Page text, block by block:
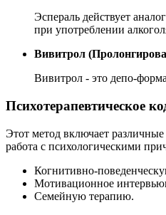
Эспераль действует
при употреблении
Вивитрол
Вивитрол - это депо-
Психотерапевтическое
Этот метод включает
работа с психологическими
Когнитивно-
Мотивационное
Семейную терапию.